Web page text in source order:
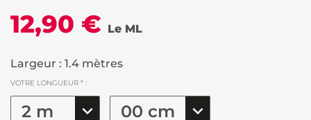
12,90 € Le ML
Largeur : 1.4 mètres
VOTRE LONGUEUR * :